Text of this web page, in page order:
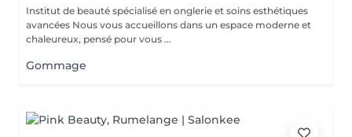
Institut de beauté spécialisé en onglerie et soins esthétiques
avancées Nous vous accueillons dans un espace moderne et
chaleureux, pensé pour vous ...
Gommage